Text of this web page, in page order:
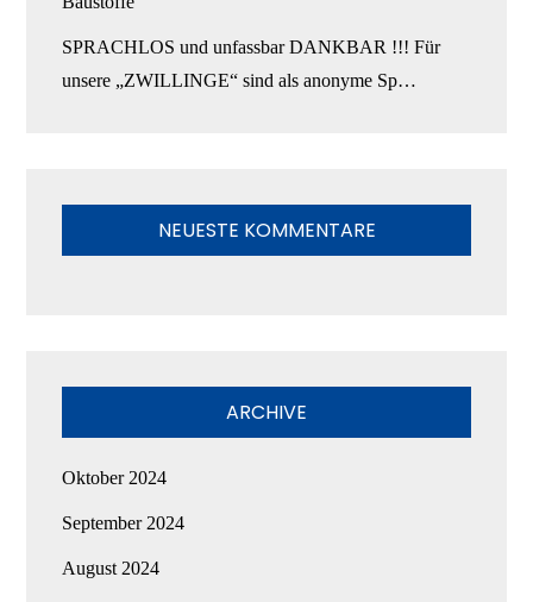
SPRACHLOS und unfassbar DANKBAR !!! Für
unsere „ZWILLINGE“ sind als anonyme Sp…
NEUESTE KOMMENTARE
ARCHIVE
Oktober 2024
September 2024
August 2024